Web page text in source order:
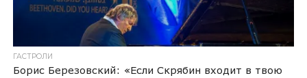
ГАСТРОЛИ
Борис Березовский: «Если Скрябин входит в твою